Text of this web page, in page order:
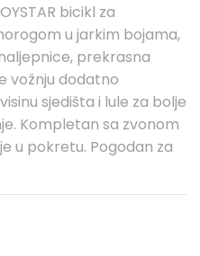
bicikl za
u jarkim bojama,
prekrasna
vožnju dodatno
sjedišta i lule za bolje
Kompletan sa zvonom
u pokretu. Pogodan za